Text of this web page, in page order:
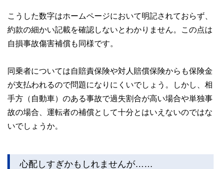
こうした数字はホームページにおいて明記されておらず、
約款の細かい記載を確認しないとわかりません。この点は
自損事故傷害補償も同様です。
同乗者については自賠責保険や対人賠償保険からも保険金
が支払われるので問題になりにくいでしょう。しかし、相
手方（自動車）のある事故で過失割合が高い場合や単独事
故の場合、運転者の補償として十分とはいえないのではな
いでしょうか。
心配しすぎかもしれませんが……